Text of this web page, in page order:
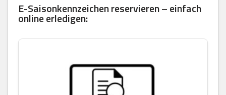
E-Saisonkennzeichen reservieren – einfach
online erledigen: